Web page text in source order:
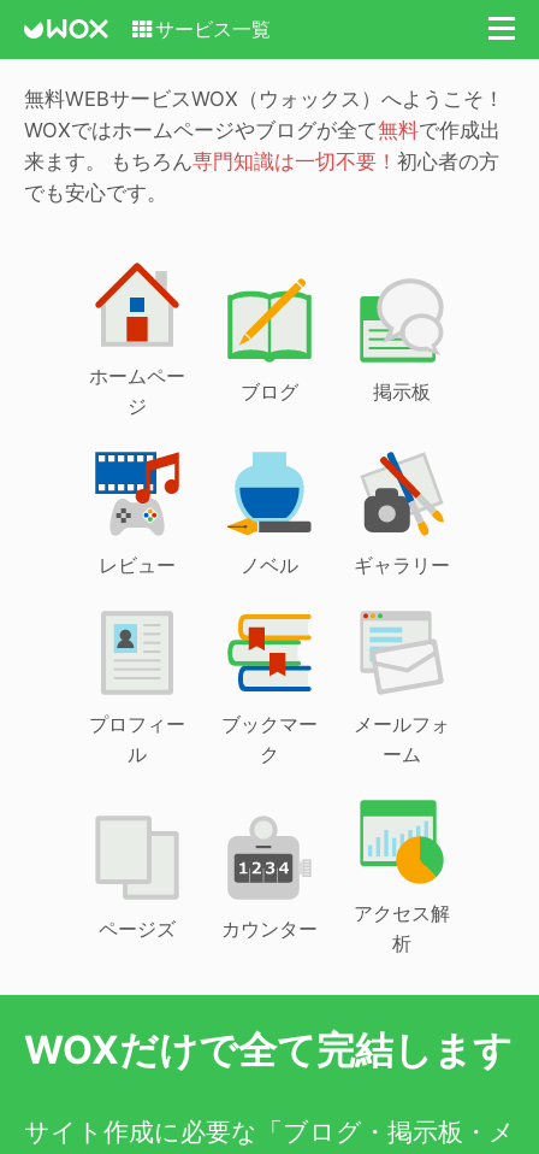
サービス一覧
無料WEBサービスWOX（ウォックス）へようこそ！
WOXではホームページやブログが全て無料で作成出
来ます。
もちろん専門知識は一切不要！ 初心者の方
でも安心です。
ホームペー
ジ
ブログ 掲示板
レビュー ノベル ギャラリー
プロフィー
ル
ブックマー
ク
メールフォ
ーム
ページズ カウンター
アクセス解
析
WOXだけで全て完結します
サイト作成に必要な「ブログ・掲示板・メ